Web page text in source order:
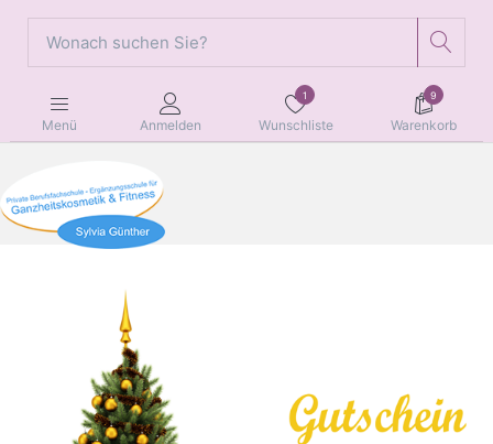
Menü Anmelden
1
Wunschliste
9
Warenkorb